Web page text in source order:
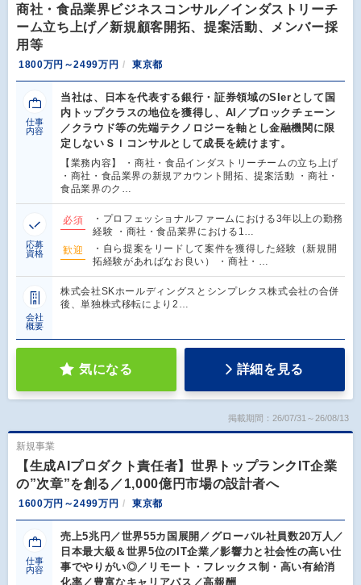
商社・食品業界ビジネスコンサル／インダストリーチ
ーム立ち上げ／新規顧客開拓、提案活動、メンバー採
用等
1800万円～2499万円 東京都
仕事
内容
当社は、日本を代表する銀行・証券領域のSIerとして国
内トップクラスの地位を獲得し、AI／ブロックチェーン
／クラウド等の先端テクノロジーを軸とし金融機関に限
定しないＳＩコンサルとして成長を続けます。
【業務内容】 ・商社・食品インダストリーチームの立ち上げ
・商社・食品業界の新規アカウント開拓、提案活動 ・商社・
食品業界のク…
応募
資格
必須
・プロフェッショナルファームにおける3年以上の勤務
経験 ・商社・食品業界における1…
歓迎
・自ら提案をリードして案件を獲得した経験（新規開
拓経験があればなお良い） ・商社・…
会社
概要
株式会社SKホールディングスとシンプレクス株式会社の合併
後、単独株式移転により2…
気になる 詳細を見る
掲載期間：26/07/31～26/08/13
新規事業
【生成AIプロダクト責任者】世界トップランクIT企業
の”次章”を創る／1,000億円市場の設計者へ
1600万円～2499万円 東京都
仕事
内容
売上5兆円／世界55カ国展開／グローバル社員数20万人／
日本最大級＆世界5位のIT企業／影響力と社会性の高い仕
事でやりがい◎／リモート・フレックス制・高い有給消
化率／豊富なキャリアパス／高報酬